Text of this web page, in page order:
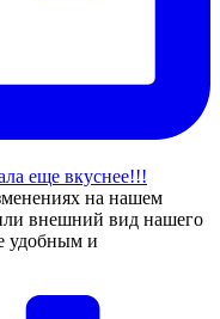
еще вкуснее!!!
на нашем
внешний вид нашего
удобным и